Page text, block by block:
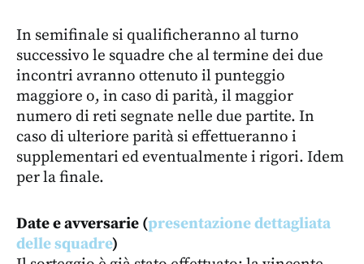
In semifinale si qualificheranno al turno
successivo le squadre che al termine dei due
incontri avranno ottenuto il punteggio
maggiore o, in caso di parità, il maggior
numero di reti segnate nelle due partite. In
caso di ulteriore parità si effettueranno i
supplementari ed eventualmente i rigori. Idem
per la finale.
Date e avversarie (presentazione dettagliata
delle squadre)